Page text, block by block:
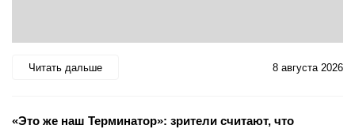
Читать дальше 8 августа 2026
«Это же наш Терминатор»: зрители считают, что